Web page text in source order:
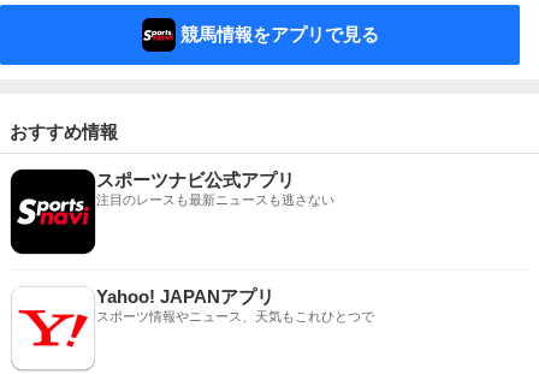
競馬情報をアプリで見る
おすすめ情報
スポーツナビ公式アプリ
注目のレースも最新ニュースも逃さない
Yahoo! JAPANアプリ
スポーツ情報やニュース、天気もこれひとつで